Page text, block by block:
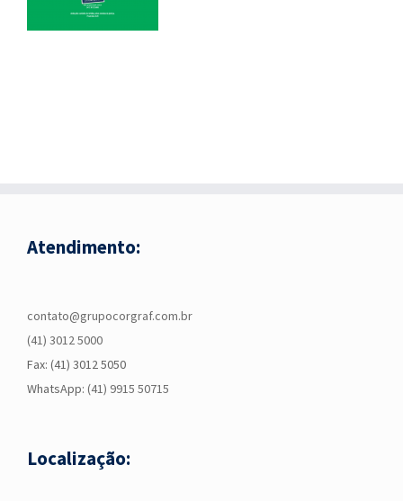
Atendimento:
contato@grupocorgraf.com.br
(41) 3012 5000
Fax: (41) 3012 5050
WhatsApp: (41) 9915 50715
Localização: